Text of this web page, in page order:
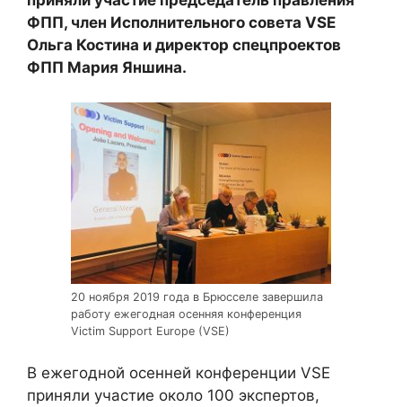
ФПП, член Исполнительного совета VSE
Ольга Костина и директор спецпроектов
ФПП Мария Яншина.
20 ноября 2019 года в Брюсселе завершила
работу ежегодная осенняя конференция
Victim Support Europe (VSE)
В ежегодной осенней конференции VSE
приняли участие около 100 экспертов,